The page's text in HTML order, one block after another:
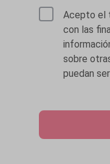
Acepto el
con las
sobre
puedan